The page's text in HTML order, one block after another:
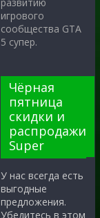
игрового
сообщества GTA
5 супер.
Чёрная
пятница
скидки и
распродажи
Super
У нас всегда есть
выгодные
предложения.
Убедитесь в этом